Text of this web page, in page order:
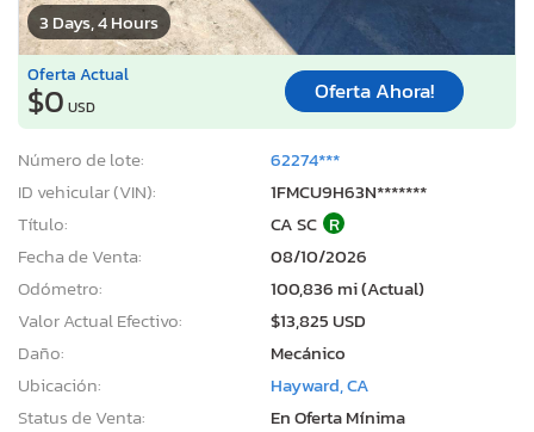
3 Days, 4 Hours
Oferta Actual
$0 USD
Oferta Ahora!
Número de lote:
62274***
ID vehicular (VIN):
1FMCU9H63N*******
Título:
CA SC R
Fecha de Venta:
08/10/2026
Odómetro:
100,836 mi (Actual)
Valor Actual Efectivo:
$13,825 USD
Daño:
Mecánico
Ubicación:
Hayward, CA
Status de Venta:
En Oferta Mínima